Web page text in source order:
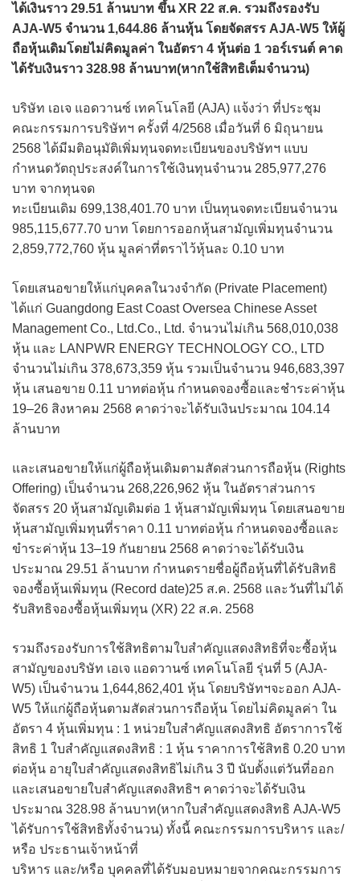
ได้เงินราว 29.51 ล้านบาท ขึ้น XR 22 ส.ค. รวมถึงรองรับ
AJA-W5 จำนวน 1,644.86 ล้านหุ้น โดยจัดสรร AJA-W5 ให้ผู้
ถือหุ้นเดิมโดยไม่คิดมูลค่า ในอัตรา 4 หุ้นต่อ 1 วอร์เรนต์ คาด
ได้รับเงินราว 328.98 ล้านบาท(หากใช้สิทธิเต็มจำนวน)
บริษัท เอเจ แอดวานซ์ เทคโนโลยี (AJA) แจ้งว่า ที่ประชุม
คณะกรรมการบริษัทฯ ครั้งที่ 4/2568 เมื่อวันที่ 6 มิถุนายน
2568 ได้มีมติอนุมัติเพิ่มทุนจดทะเบียนของบริษัทฯ แบบ
กำหนดวัตถุประสงค์ในการใช้เงินทุนจำนวน 285,977,276
บาท จากทุนจด
ทะเบียนเดิม 699,138,401.70 บาท เป็นทุนจดทะเบียนจำนวน
985,115,677.70 บาท โดยการออกหุ้นสามัญเพิ่มทุนจำนวน
2,859,772,760 หุ้น มูลค่าที่ตราไว้หุ้นละ 0.10 บาท
โดยเสนอขายให้แก่บุคคลในวงจำกัด (Private Placement)
ได้แก่ Guangdong East Coast Oversea Chinese Asset
Management Co., Ltd.Co., Ltd. จำนวนไม่เกิน 568,010,038
หุ้น และ LANPWR ENERGY TECHNOLOGY CO., LTD
จำนวนไม่เกิน 378,673,359 หุ้น รวมเป็นจำนวน 946,683,397
หุ้น เสนอขาย 0.11 บาทต่อหุ้น กำหนดจองซื้อและชำระค่าหุ้น
19–26 สิงหาคม 2568 คาดว่าจะได้รับเงินประมาณ 104.14
ล้านบาท
และเสนอขายให้แก่ผู้ถือหุ้นเดิมตามสัดส่วนการถือหุ้น (Rights
Offering) เป็นจำนวน 268,226,962 หุ้น ในอัตราส่วนการ
จัดสรร 20 หุ้นสามัญเดิมต่อ 1 หุ้นสามัญเพิ่มทุน โดยเสนอขาย
หุ้นสามัญเพิ่มทุนที่ราคา 0.11 บาทต่อหุ้น กำหนดจองซื้อและ
ขำระค่าหุ้น 13–19 กันยายน 2568 คาดว่าจะได้รับเงิน
ประมาณ 29.51 ล้านบาท กำหนดรายชื่อผู้ถือหุ้นที่ได้รับสิทธิ
จองซื้อหุ้นเพิ่มทุน (Record date)25 ส.ค. 2568 และวันที่ไม่ได้
รับสิทธิจองซื้อหุ้นเพิ่มทุน (XR) 22 ส.ค. 2568
รวมถึงรองรับการใช้สิทธิตามใบสำคัญแสดงสิทธิที่จะซื้อหุ้น
สามัญของบริษัท เอเจ แอดวานซ์ เทคโนโลยี รุ่นที่ 5 (AJA-
W5) เป็นจำนวน 1,644,862,401 หุ้น โดยบริษัทฯจะออก AJA-
W5 ให้แก่ผู้ถือหุ้นตามสัดส่วนการถือหุ้น โดยไม่คิดมูลค่า ใน
อัตรา 4 หุ้นเพิ่มทุน : 1 หน่วยใบสำคัญแสดงสิทธิ อัตราการใช้
สิทธิ 1 ใบสำคัญแสดงสิทธิ : 1 หุ้น ราคาการใช้สิทธิ 0.20 บาท
ต่อหุ้น อายุใบสำคัญแสดงสิทธิไม่เกิน 3 ปี นับตั้งแต่วันที่ออก
และเสนอขายใบสำคัญแสดงสิทธิฯ คาดว่าจะได้รับเงิน
ประมาณ 328.98 ล้านบาท(หากใบสำคัญแสดงสิทธิ AJA-W5
ได้รับการใช้สิทธิทั้งจำนวน) ทั้งนี้ คณะกรรมการบริหาร และ/
หรือ ประธานเจ้าหน้าที่
บริหาร และ/หรือ บุคคลที่ได้รับมอบหมายจากคณะกรรมการ